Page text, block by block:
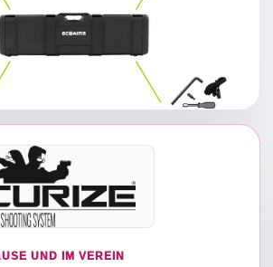
UND IM VEREIN